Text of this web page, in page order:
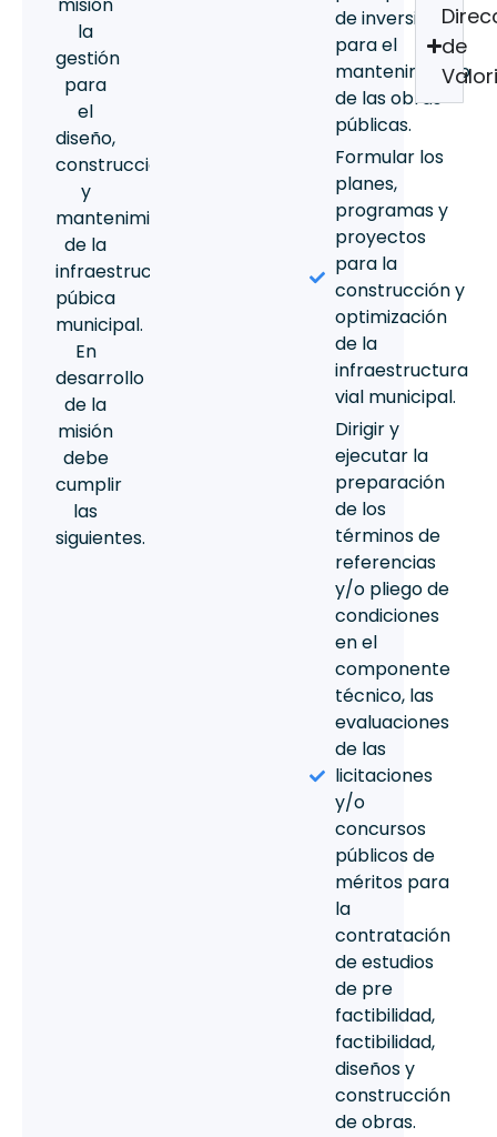
misión
la
gestión
para
el
diseño,
construcción,
y
mantenimiento
de la
infraestructura
púbica
municipal.
En
desarrollo
de la
misión
debe
cumplir
las
siguientes.
de inversión
para el
mantenimiento
de las obras
públicas.
Formular los
planes,
programas y
proyectos
para la
construcción y
optimización
de la
infraestructura
vial municipal.
Dirigir y
ejecutar la
preparación
de los
términos de
referencias
y/o pliego de
condiciones
en el
componente
técnico, las
evaluaciones
de las
licitaciones
y/o
concursos
públicos de
méritos para
la
contratación
de estudios
de pre
factibilidad,
factibilidad,
diseños y
construcción
de obras.
de